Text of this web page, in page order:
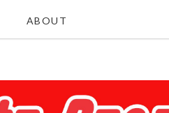
ABOUT